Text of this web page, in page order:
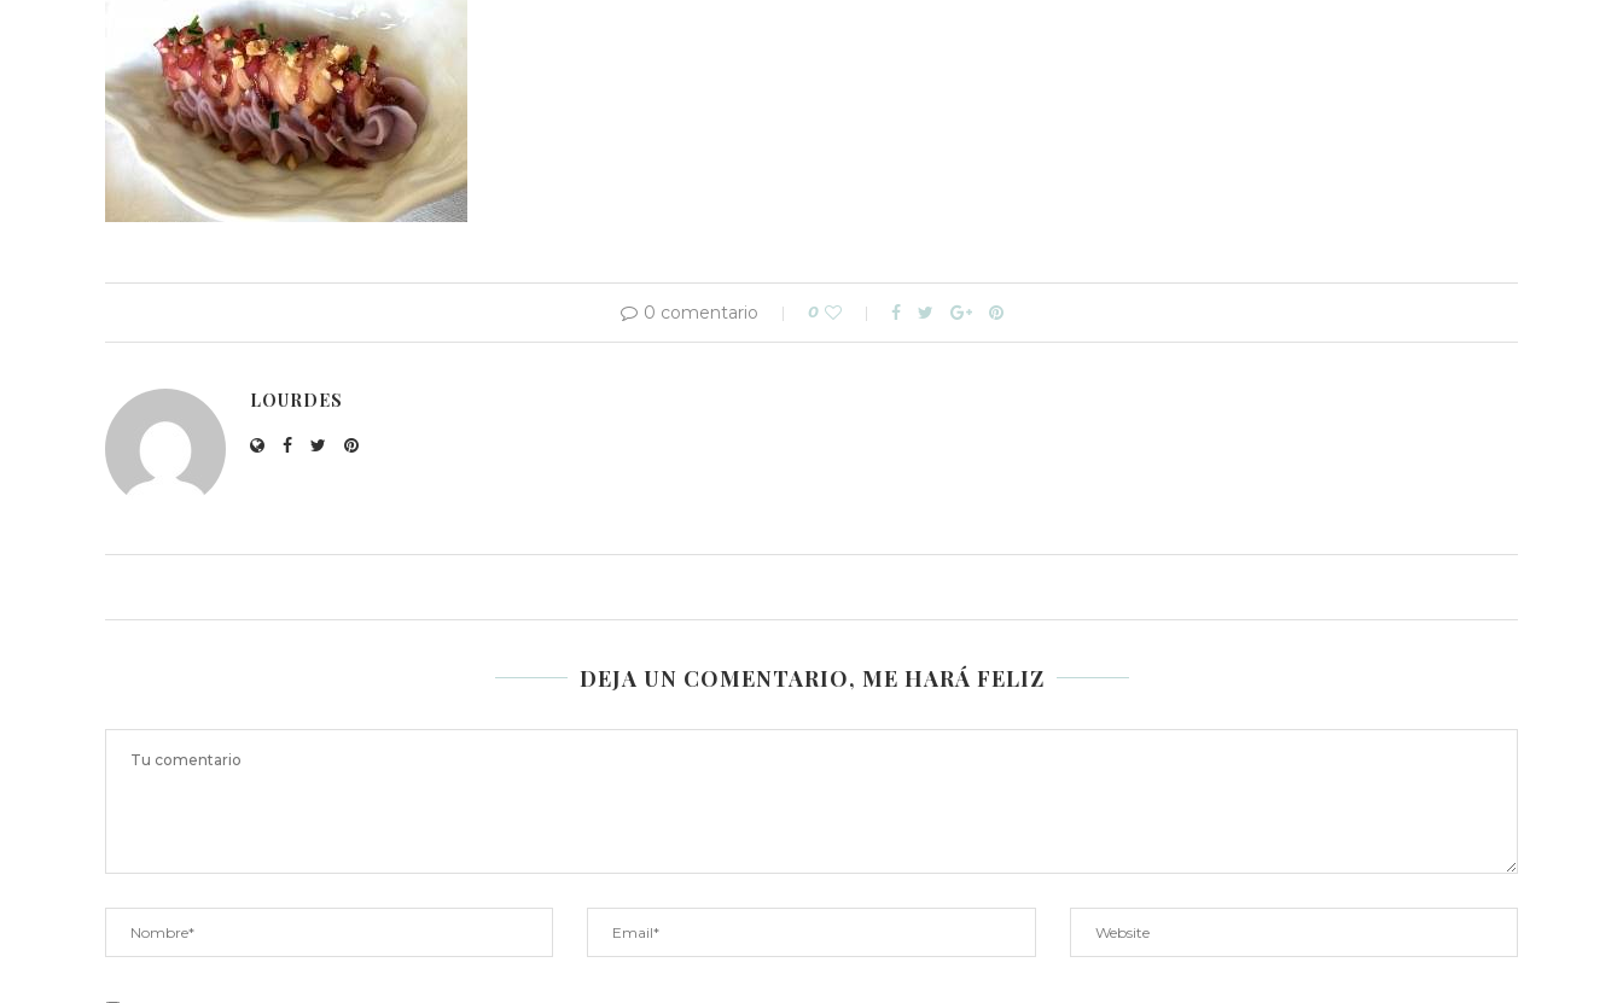
0 comentario 0
LOURDES
DEJA UN COMENTARIO, ME HARÁ FELIZ